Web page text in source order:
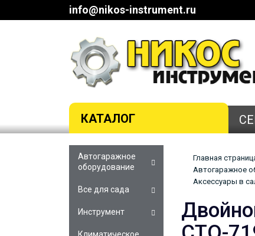
info@nikos-instrument.ru
КАТАЛОГ
Главная
Автогаражное
Аксессуары в
Автогаражное
оборудование
Все для сада
Инструмент